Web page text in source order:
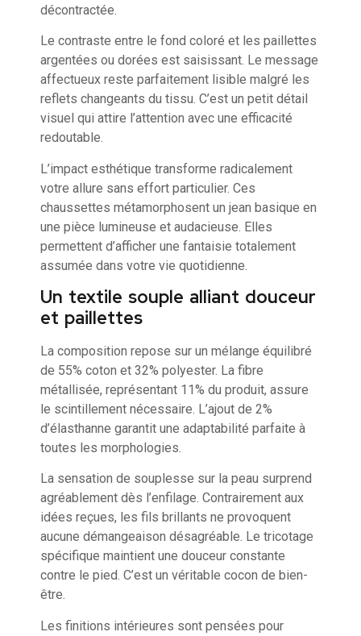
décontractée.
Le contraste entre le fond coloré et les paillettes
argentées ou dorées est saisissant. Le message
affectueux reste parfaitement lisible malgré les
reflets changeants du tissu. C’est un petit détail
visuel qui attire l’attention avec une efficacité
redoutable.
L’impact esthétique transforme radicalement
votre allure sans effort particulier. Ces
chaussettes métamorphosent un jean basique en
une pièce lumineuse et audacieuse. Elles
permettent d’afficher une fantaisie totalement
assumée dans votre vie quotidienne.
Un textile souple alliant douceur
et paillettes
La composition repose sur un mélange équilibré
de 55% coton et 32% polyester. La fibre
métallisée, représentant 11% du produit, assure
le scintillement nécessaire. L’ajout de 2%
d’élasthanne garantit une adaptabilité parfaite à
toutes les morphologies.
La sensation de souplesse sur la peau surprend
agréablement dès l’enfilage. Contrairement aux
idées reçues, les fils brillants ne provoquent
aucune démangeaison désagréable. Le tricotage
spécifique maintient une douceur constante
contre le pied. C’est un véritable cocon de bien-
être.
Les finitions intérieures sont pensées pour